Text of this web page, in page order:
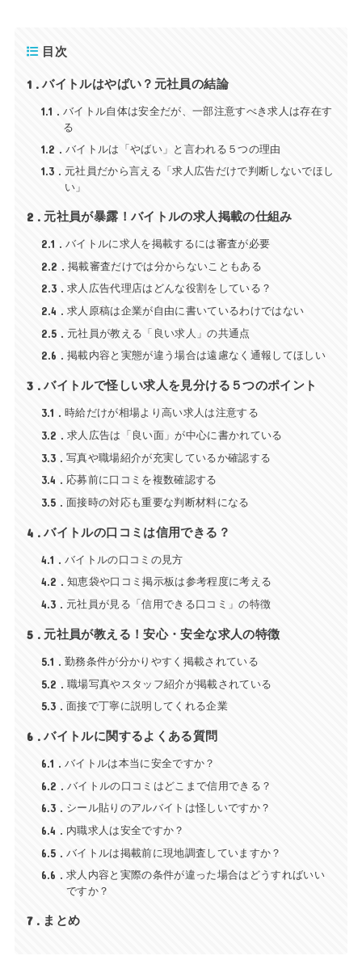
目次
1 バイトルはやばい？元社員の結論
1.1
バイトル自体は安全だが、一部注意すべき求人は存在す
る
1.2 バイトルは「やばい」と言われる５つの理由
1.3
元社員だから言える「求人広告だけで判断しないでほし
い」
2 元社員が暴露！バイトルの求人掲載の仕組み
2.1 バイトルに求人を掲載するには審査が必要
2.2 掲載審査だけでは分からないこともある
2.3 求人広告代理店はどんな役割をしている？
2.4 求人原稿は企業が自由に書いているわけではない
2.5 元社員が教える「良い求人」の共通点
2.6 掲載内容と実態が違う場合は遠慮なく通報してほしい
3 バイトルで怪しい求人を見分ける５つのポイント
3.1 時給だけが相場より高い求人は注意する
3.2 求人広告は「良い面」が中心に書かれている
3.3 写真や職場紹介が充実しているか確認する
3.4 応募前に口コミを複数確認する
3.5 面接時の対応も重要な判断材料になる
4 バイトルの口コミは信用できる？
4.1 バイトルの口コミの見方
4.2 知恵袋や口コミ掲示板は参考程度に考える
4.3 元社員が見る「信用できる口コミ」の特徴
5 元社員が教える！安心・安全な求人の特徴
5.1 勤務条件が分かりやすく掲載されている
5.2 職場写真やスタッフ紹介が掲載されている
5.3 面接で丁寧に説明してくれる企業
6 バイトルに関するよくある質問
6.1 バイトルは本当に安全ですか？
6.2 バイトルの口コミはどこまで信用できる？
6.3 シール貼りのアルバイトは怪しいですか？
6.4 内職求人は安全ですか？
6.5 バイトルは掲載前に現地調査していますか？
6.6
求人内容と実際の条件が違った場合はどうすればいい
ですか？
7 まとめ